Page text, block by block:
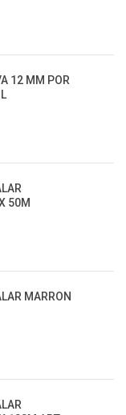
12 MM POR
50M
MARRON